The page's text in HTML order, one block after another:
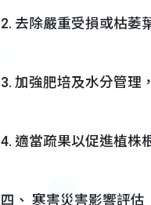
2. 去除嚴重受損或枯萎
3. 加強肥培及水分管理
4. 適當疏果以促進植株
四、 寒害災害影響評估